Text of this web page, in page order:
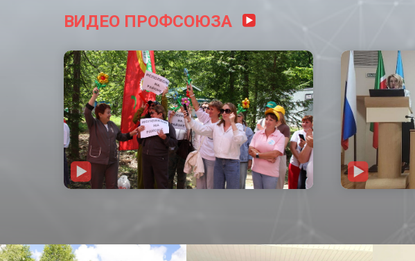
ВИДЕО ПРОФСОЮЗА